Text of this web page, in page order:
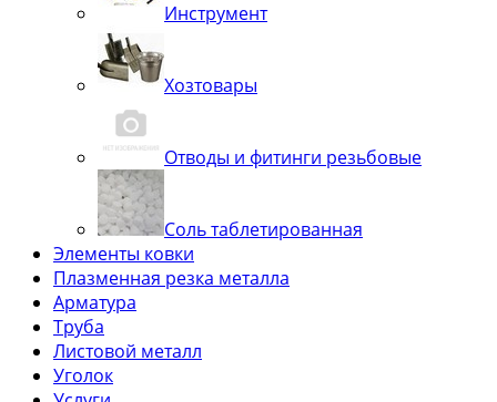
Инструмент
Хозтовары
Отводы и фитинги резьбовые
Соль таблетированная
Элементы ковки
Плазменная резка металла
Арматура
Труба
Листовой металл
Уголок